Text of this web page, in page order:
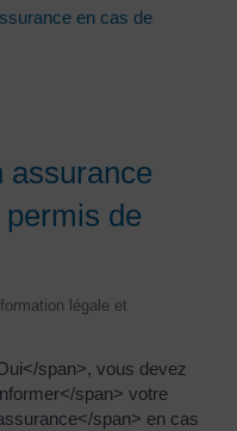
en cas de
assurance
de
légale et
span>, vous devez
span> votre
span> en cas